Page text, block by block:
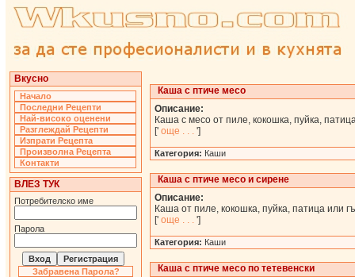
Вкусно
Начало
Последни Рецепти
Най-високо оценени
Разглеждай Рецепти
Изпрати Рецепта
Произволна Рецепта
Контакти
ВЛЕЗ ТУК
Потребителско име
Парола
Забравена Парола?
Каша с птиче месо
Описание:
Каша с месо от пиле, кокошка, пуйка,
[' още . . . ']
Категория: Каши
Каша с птиче месо и сирене
Описание:
Каша от пиле, кокошка, пуйка, патица или
[' още . . . ']
Категория: Каши
Каша с птиче месо по тетевенски